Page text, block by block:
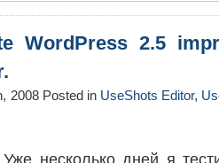
WordPress 2.5
2008 Posted in UseShots Editor,
несколько дней я